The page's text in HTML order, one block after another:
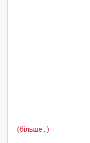
(більше…)